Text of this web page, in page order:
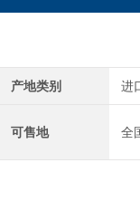
产地类别 进
可售地 全